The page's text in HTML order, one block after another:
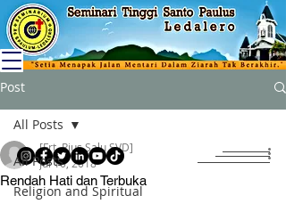
Post
All Posts
Religion and Spiritual
All Posts
Rendah Hati dan Terbuka
[Frt. Rius Salu SVD]
Jul 10, 2018